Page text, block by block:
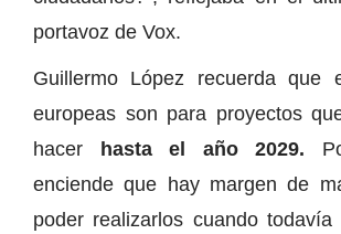
portavoz de Vox.
Guillermo López recuerda que
europeas son para proyectos
hacer hasta el año 2029.
enciende que hay margen de
poder realizarlos cuando todavía